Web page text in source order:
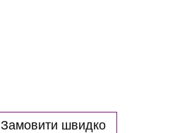
Замовити швидко